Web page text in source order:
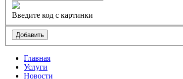
Введите код с картинки
Главная
Услуги
Новости